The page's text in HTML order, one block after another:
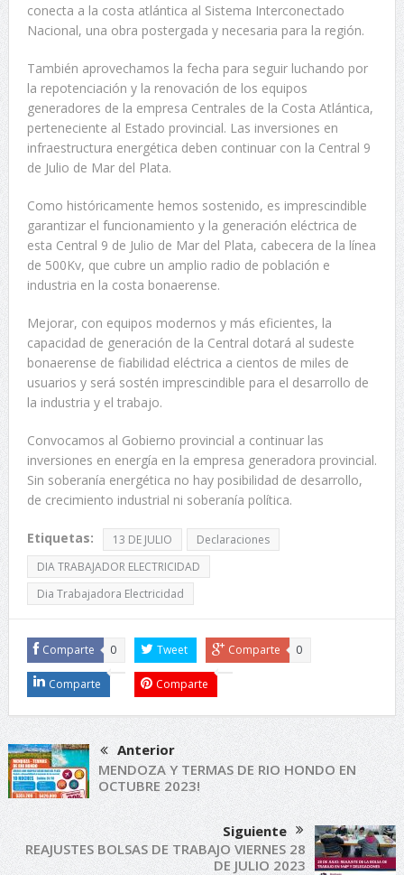
conecta a la costa atlántica al Sistema Interconectado
Nacional, una obra postergada y necesaria para la región.
También aprovechamos la fecha para seguir luchando por
la repotenciación y la renovación de los equipos
generadores de la empresa Centrales de la Costa Atlántica,
perteneciente al Estado provincial. Las inversiones en
infraestructura energética deben continuar con la Central 9
de Julio de Mar del Plata.
Como históricamente hemos sostenido, es imprescindible
garantizar el funcionamiento y la generación eléctrica de
esta Central 9 de Julio de Mar del Plata, cabecera de la línea
de 500Kv, que cubre un amplio radio de población e
industria en la costa bonaerense.
Mejorar, con equipos modernos y más eficientes, la
capacidad de generación de la Central dotará al sudeste
bonaerense de fiabilidad eléctrica a cientos de miles de
usuarios y será sostén imprescindible para el desarrollo de
la industria y el trabajo.
Convocamos al Gobierno provincial a continuar las
inversiones en energía en la empresa generadora provincial.
Sin soberanía energética no hay posibilidad de desarrollo,
de crecimiento industrial ni soberanía política.
Etiquetas: 13 DE JULIO
Declaraciones
DIA TRABAJADOR ELECTRICIDAD
Dia Trabajadora Electricidad
Comparte 0 Tweet Comparte 0
Comparte Comparte
Anterior
MENDOZA Y TERMAS DE RIO HONDO EN
OCTUBRE 2023!
Siguiente
REAJUSTES BOLSAS DE TRABAJO VIERNES 28
DE JULIO 2023